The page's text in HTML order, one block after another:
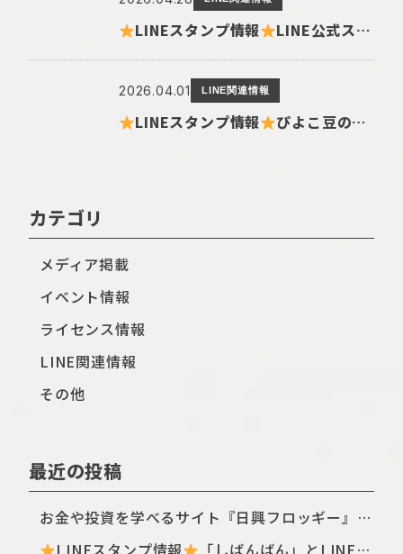
LINEスタンプ情報 LINE公式スタンプから『むちころばんばん 日々たっぷり』がリリース
2026.04.01 LINE関連情報
LINEスタンプ情報 ぴよこ豆の新作LINEクリエイターズスタンプが登場！
カテゴリ
メディア掲載
イベント情報
ライセンス情報
LINE関連情報
その他
最近の投稿
お金や投資を学べるサイト『日興フロッギー』にてTomo.Nがぴよこ豆のイラストを描き下ろしました
LINEスタンプ情報
「しばんばん」とLINEオープンチャットがコラボしたスタンプが初登場！